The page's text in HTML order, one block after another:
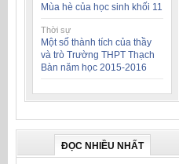
Mùa hè của học sinh khối 11
Thời sự
Một số thành tích của thầy
và trò Trường THPT Thạch
Bàn năm học 2015-2016
ĐỌC NHIỀU NHẤT